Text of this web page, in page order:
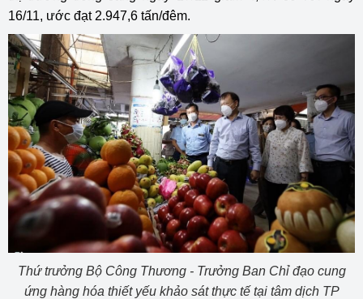
16/11, ước đạt 2.947,6 tấn/đêm.
Thứ trưởng Bộ Công Thương - Trưởng Ban Chỉ đạo cung
ứng hàng hóa thiết yếu khảo sát thực tế tại tâm dịch TP